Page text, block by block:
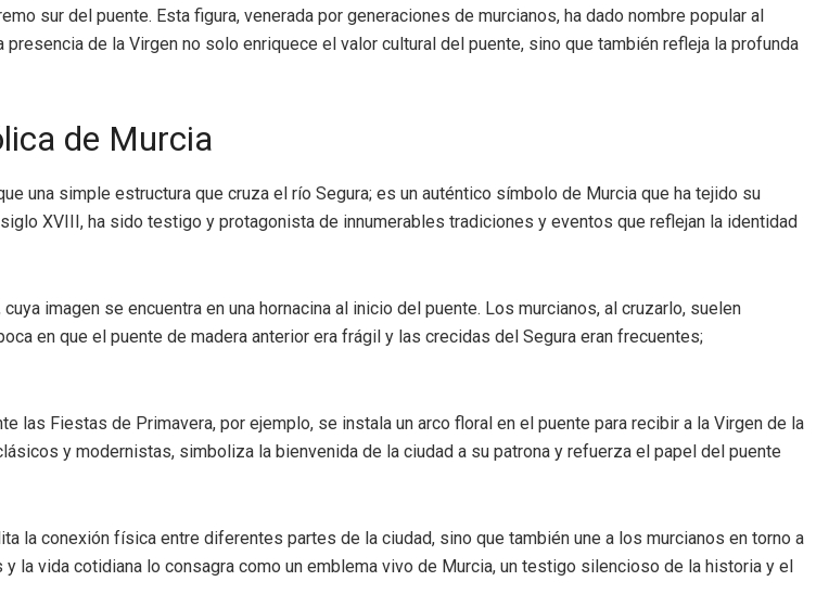
sur del puente. Esta figura, venerada por generaciones de murcianos, ha dado nombre popular al
de la Virgen no solo enriquece el valor cultural del puente, sino que también refleja la profunda
de Murcia
una simple estructura que cruza el río Segura; es un auténtico símbolo de Murcia que ha tejido su
XVIII, ha sido testigo y protagonista de innumerables tradiciones y eventos que reflejan la identidad
imagen se encuentra en una hornacina al inicio del puente. Los murcianos, al cruzarlo, suelen
en que el puente de madera anterior era frágil y las crecidas del Segura eran frecuentes;
Fiestas de Primavera, por ejemplo, se instala un arco floral en el puente para recibir a la Virgen de la
y modernistas, simboliza la bienvenida de la ciudad a su patrona y refuerza el papel del puente
la conexión física entre diferentes partes de la ciudad, sino que también une a los murcianos en torno a
la vida cotidiana lo consagra como un emblema vivo de Murcia, un testigo silencioso de la historia y el